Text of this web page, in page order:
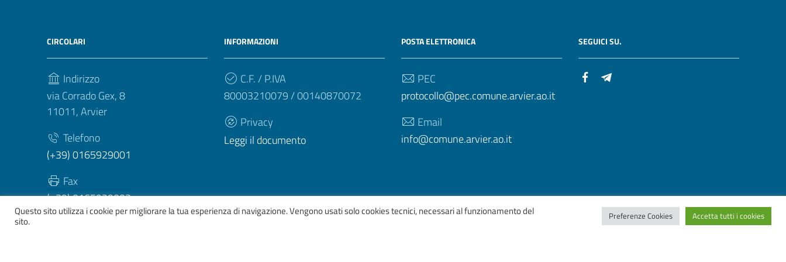
CIRCOLARI
Indirizzo
via Corrado Gex, 8
11011, Arvier
Telefono
(+39) 0165929001
Fax
(+39) 0165929003
INFORMAZIONI
C.F. / P.IVA
80003210079 / 00140870072
Privacy
Leggi il documento
POSTA ELETTRONICA
PEC
protocollo@pec.comune.arvier.ao.it
Email
info@comune.arvier.ao.it
SEGUICI SU.
Questo sito utilizza i cookie per migliorare la tua esperienza di navigazione. Vengono usati solo cookies tecnici, necessari al funzionamento del
sito. Preferenze Cookies Accetta tutti i cookies